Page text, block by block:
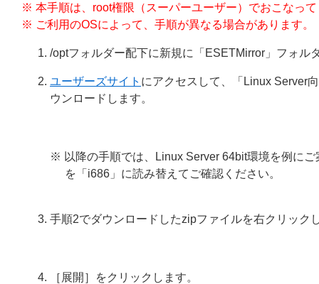
※ 本手順は、root権限（スーパーユーザー）でおこなっ
※ ご利用のOSによって、手順が異なる場合があります。
/optフォルダー配下に新規に「ESETMirror」フォル
ユーザーズサイト にアクセスして、「Linux Server
ウンロードします。
※ 以降の手順では、Linux Server 64bit環境を例に
を「i686」に読み替えてご確認ください。
手順2でダウンロードしたzipファイルを右クリック
［展開］をクリックします。